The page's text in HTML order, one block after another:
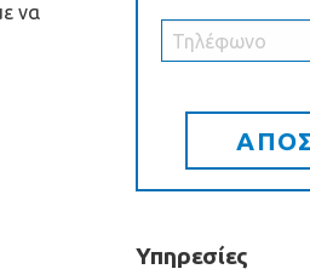
να
Υπηρεσίες